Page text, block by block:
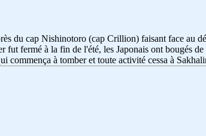
du cap Nishinotoro (cap Crillion) faisant face au
fut fermé à la fin de l'été, les Japonais ont bougés
commença à tomber et toute activité cessa à